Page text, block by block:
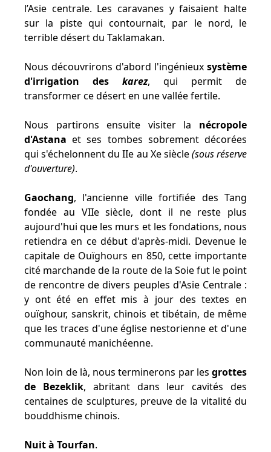
l’Asie centrale. Les caravanes y faisaient halte
sur la piste qui contournait, par le nord, le
terrible désert du Taklamakan.
Nous découvrirons d'abord l'ingénieux système
d'irrigation des karez, qui permit de
transformer ce désert en une vallée fertile.
Nous partirons ensuite visiter la nécropole
d'Astana et ses tombes sobrement décorées
qui s'échelonnent du IIe au Xe siècle(sous réserve
d'ouverture).
Gaochang, l'ancienne ville fortifiée des Tang
fondée au VIIe siècle, dont il ne reste plus
aujourd'hui que les murs et les fondations, nous
retiendra en ce début d'après-midi. Devenue le
capitale de Ouïghours en 850, cette importante
cité marchande de la route de la Soie fut le point
de rencontre de divers peuples d'Asie Centrale :
y ont été en effet mis à jour des textes en
ouïghour, sanskrit, chinois et tibétain, de même
que les traces d'une église nestorienne et d'une
communauté manichéenne.
Non loin de là, nous terminerons par les grottes
de Bezeklik, abritant dans leur cavités des
centaines de sculptures, preuve de la vitalité du
bouddhisme chinois.
Nuit à Tourfan.